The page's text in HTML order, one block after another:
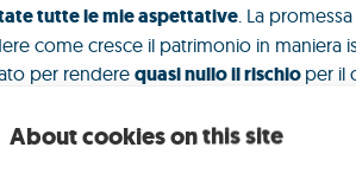
tutte le mie aspettative. La
come cresce il patrimonio in maniera
per rendere quasi nullo il rischio per il
a centinaia di aziende, con importi
Un Fondo di protezione,
L’unica avvertenza è che si
About cookies on this site